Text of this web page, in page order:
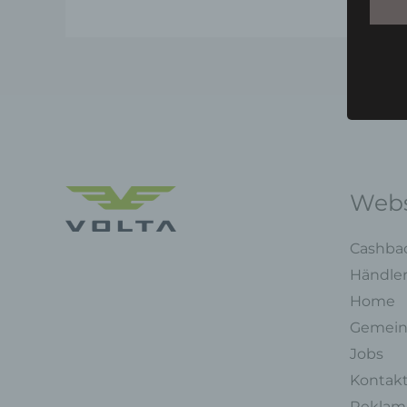
Home
Jobs
Kontakt